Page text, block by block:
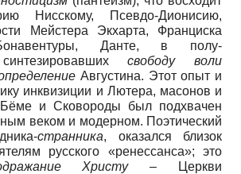
Нисскому, Псевдо-Дионисию,
Мейстера Экхарта, Франциска
Данте, в полу-
синтезировавшихсвободу воли
Августина. Этот опыт и
инквизиции и Лютера, масонов и
и Сковороды был подхвачен
веком и модерном. Поэтический
странника, оказался близок
русского «ренессанса»; это
Христу– Церкви